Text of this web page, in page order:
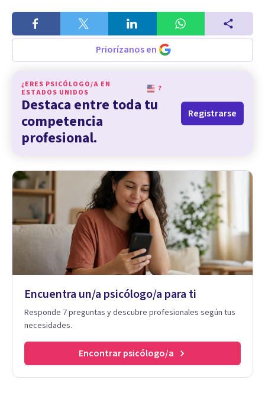
Priorízanos en
¿ERES PSICÓLOGO/A EN
ESTADOS UNIDOS
?
Destaca entre toda tu
competencia
profesional.
Registrarse
Encuentra un/a psicólogo/a para ti
Responde 7 preguntas y descubre profesionales según tus
necesidades.
Encontrar psicólogo/a